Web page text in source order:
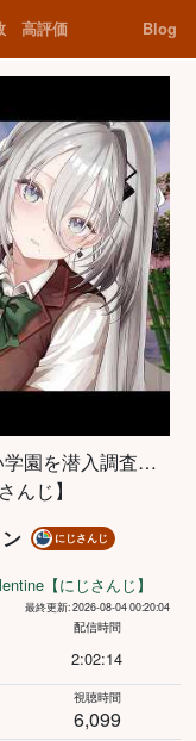
高評価 Blog
学園を潜入調査…
んじ】
にじさんじ
【にじさんじ】
最終更新: 2026-08-04 00:20:04
配信時間
2:02:14
視聴時間
6,099